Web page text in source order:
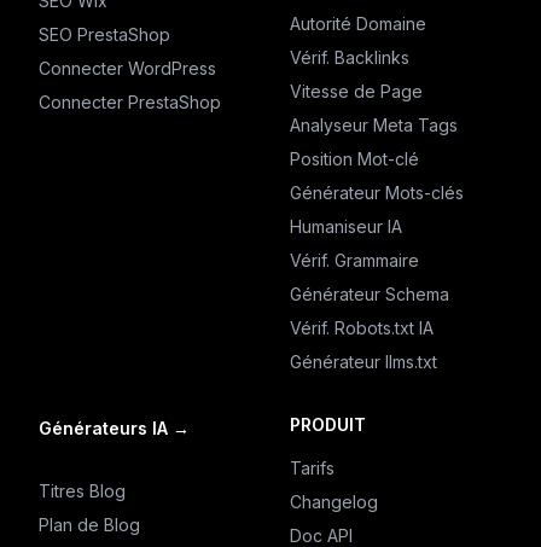
SEO PrestaShop
Connecter WordPress
Connecter PrestaShop
Autorité Domaine
Vérif. Backlinks
Vitesse de Page
Analyseur Meta Tags
Position Mot-clé
Générateur Mots-clés
Humaniseur IA
Vérif. Grammaire
Générateur Schema
Vérif. Robots.txt IA
Générateur llms.txt
Générateurs IA →
Titres Blog
Plan de Blog
PRODUIT
Tarifs
Changelog
Doc API